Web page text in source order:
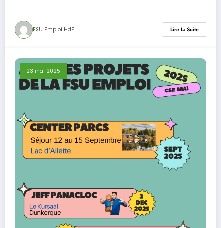
FSU Emploi HdF Lire La Suite
23 mai 2025